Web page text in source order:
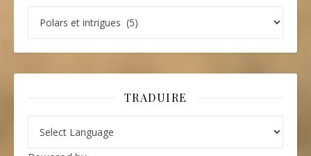
TRADUIRE